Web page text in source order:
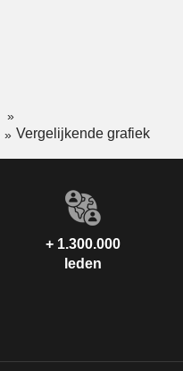
Vergelijkende grafiek
+ 1.300.000
leden